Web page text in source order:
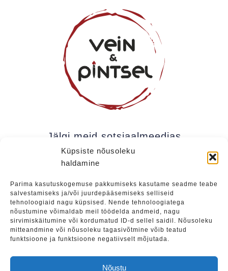
Küpsiste nõusoleku
haldamine
Parima kasutuskogemuse pakkumiseks kasutame seadme teabe
salvestamiseks ja/või juurdepääsemiseks selliseid
tehnoloogiaid nagu küpsised. Nende tehnoloogiatega
nõustumine võimaldab meil töödelda andmeid, nagu
sirvimiskäitumine või kordumatud ID-d sellel saidil. Nõusoleku
mitteandmine või nõusoleku tagasivõtmine võib teatud
funktsioone ja funktsioone negatiivselt mõjutada.
Nõustu
Jälgi meid sotsiaalmeedias
Kui soovite olla kursis meie uudistega (uued
üritused, eripakkumised jne), soovitame liituda
meie uudiskirjaga.